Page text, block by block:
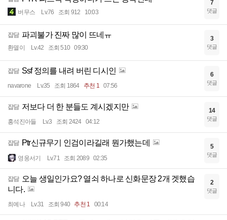
버무스 Lv.76 조회 912 10:03
7
댓글
잡담 파괴불가 진짜 많이 뜨네ㅠ
환멸이 Lv.42 조회 510 09:30
3
댓글
잡담 Ssf 정의를 내려 버린 디시인
navarone Lv.35 조회 1864 추천 1 07:56
6
댓글
잡담 저보다 더 한 분들도 계시겠지만
홍석진아들 Lv.3 조회 2424 04:12
14
댓글
잡담 Ptr신규무기 인검이라길래 뭔가했는데
영웅서기 Lv.71 조회 2089 02:35
5
댓글
잡담 오늘 생일인가요? 열쇠 하나로 신화문장 2개 겟했습
니다.
최예나 Lv.31 조회 940 추천 1 00:14
2
댓글